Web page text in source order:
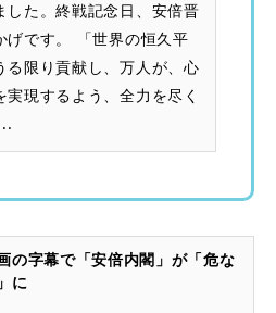
した。終戦記念日、安倍晋
げです。 「世界の恒久平
る限り貢献し、万人が、心
現するよう、全力を尽く
の字幕で「安倍内閣」が「危な
に